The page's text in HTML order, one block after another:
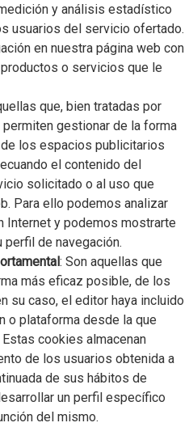
y análisis estadístico
usuarios del servicio ofertado.
en nuestra página web con
o servicios que le
que, bien tratadas por
gestionar de la forma
los espacios publicitarios
el contenido del
solicitado o al uso que
Para ello podemos analizar
Internet y podemos mostrarte
perfil de navegación.
: Son aquellas que
más eficaz posible, de los
su caso, el editor haya incluido
o plataforma desde la que
cookies almacenan
de los usuarios obtenida a
de sus hábitos de
un perfil específico
del mismo.